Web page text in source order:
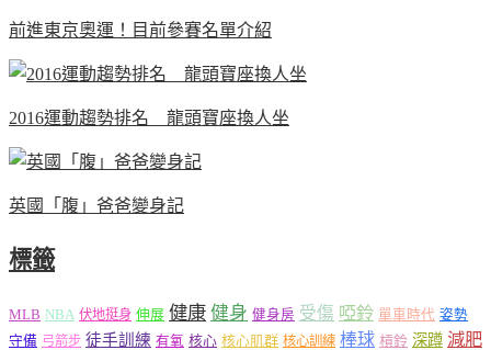
前進東京奧運！目前參賽名單介紹
2016運動趨勢排名 龍頭寶座換人坐
英國「腹」爸爸變身記
標籤
MLB NBA 伏地挺身 伸展 健康 健身 健身房 受傷 啞鈴 單車時代 姿勢
守備 弓箭步 徒手訓練 有氧 核心 核心肌群 核心訓練 棒球 槓鈴 深蹲 減肥